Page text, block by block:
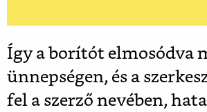
Így a borítót elmosódva
ünnepségen, és a
fel a szerző nevében,